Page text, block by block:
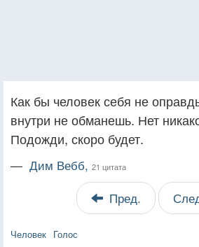
Как бы человек себя не
внутри не обманешь. Нет
Подожди, скоро будет.
— Дим Вебб, 21 цитата
Пред.
Человек Голос